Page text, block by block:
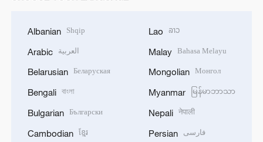
Albanian Shqip
Arabic العربية
Belarusian Беларуская
Bengali বাংলা
Bulgarian Български
Cambodian ខ្មែរ
Lao ລາວ
Malay Bahasa Melayu
Mongolian Монгол
Myanmar မြန်မာဘာသာ
Nepali नेपाली
Persian فارسی